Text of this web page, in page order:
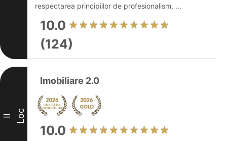
respectarea principiilor de profesionalism, ...
10.0
(124)
II Loc
Imobiliare 2.0
10.0